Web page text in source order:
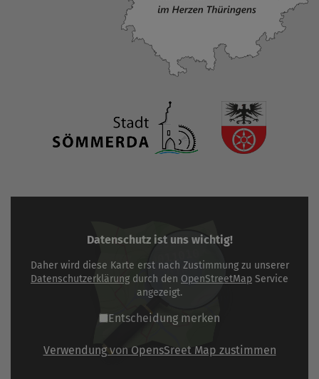
Datenschutz ist uns wichtig!
Daher wird diese Karte erst nach Zustimmung zu unserer
Datenschutzerklärung durch den OpenStreetMap Service
angezeigt.
Entscheidung merken
Verwendung von OpensSreet Map zustimmen